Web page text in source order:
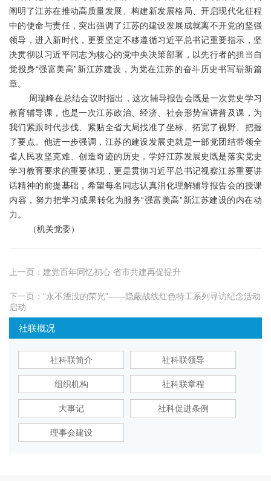
阐明了江苏在推动高质量发展、构建新发展格局、开启现代化征程
中的使命与责任，突出强调了江苏的建设发展成就离不开党的坚强
领导，进入新时代，更要坚定不移遵循习近平总书记重要指示，坚
决贯彻以习近平同志为核心的党中央决策部署，以先行者的担当自
觉投身“强富美高”新江苏建设，为党在江苏的奋斗历史书写崭新篇
章。
周瑞峰在总结会议时指出，这次辅导报告会既是一次党史学习
教育辅导课，也是一次江苏政治、经济、社会形势宣讲普及课，为
我们紧跟时代步伐、紧贴全省大局找准了坐标、拓宽了视野、把握
了要点。他进一步强调，江苏的建设发展史就是一部党团结带领全
省人民攻坚克难、创造奇迹的历史，学好江苏发展史既是落实党史
学习教育要求的重要体现，更是贯彻习近平总书记视察江苏重要讲
话精神的前提基础，希望每名同志认真消化理解辅导报告会的授课
内容，努力把学习成果转化为服务“强富美高”新江苏建设的内在动
力。
（机关党委）
上一页： 建党百年同忆初心 省市共建再促提升
下一页： “永不湮没的荣光”——隐蔽战线红色特工系列寻访纪念活动
启动
社联概况
社科联简介 社科联领导
组织机构 社科联章程
大事记 社科促进条例
理事会建设